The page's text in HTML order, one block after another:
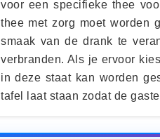
voor een specifieke thee
thee met zorg moet worden
smaak van de drank te
verbranden. Als je ervoor
in deze staat kan worden
tafel laat staan zodat de